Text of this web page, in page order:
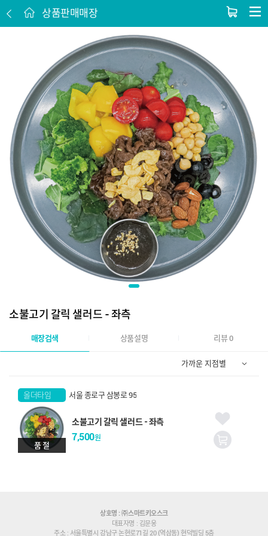
상품판매매장
소불고기 갈릭 샐러드 - 좌측
매장검색 상품설명 리뷰 0
올더타임
광화문점
서울 종로구 삼봉로 95
품 절
소불고기 갈릭 샐러드 - 좌측
7,500원
상호명 : ㈜스마트키오스크
대표자명 : 김문웅
주소 : 서울특별시 강남구 논현로71길 20 (역삼동) 현덕빌딩 5층